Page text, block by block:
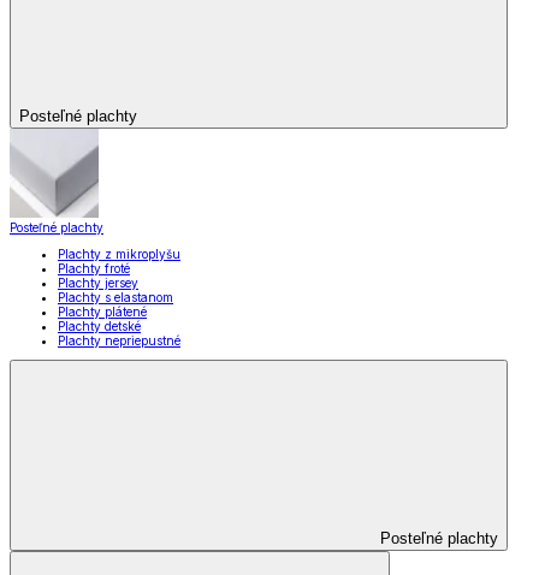
Posteľné plachty
Posteľné plachty
Plachty z mikroplyšu
Plachty froté
Plachty jersey
Plachty s elastanom
Plachty plátené
Plachty detské
Plachty nepriepustné
Posteľné plachty